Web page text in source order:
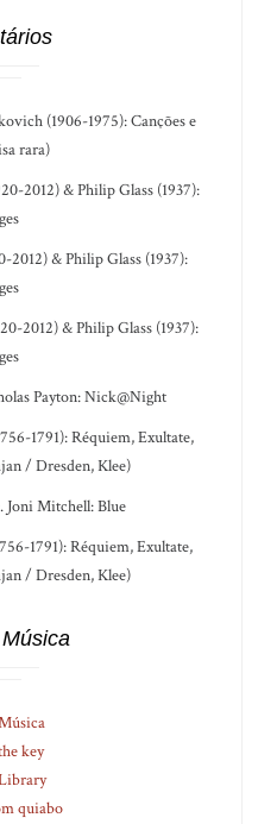
(1906-1975): Canções e
rara)
2012) & Philip Glass (1937):
2012) & Philip Glass (1937):
2012) & Philip Glass (1937):
Payton: Nick@Night
1791): Réquiem, Exultate,
/ Dresden, Klee)
Joni Mitchell: Blue
1791): Réquiem, Exultate,
/ Dresden, Klee)
key
quiabo